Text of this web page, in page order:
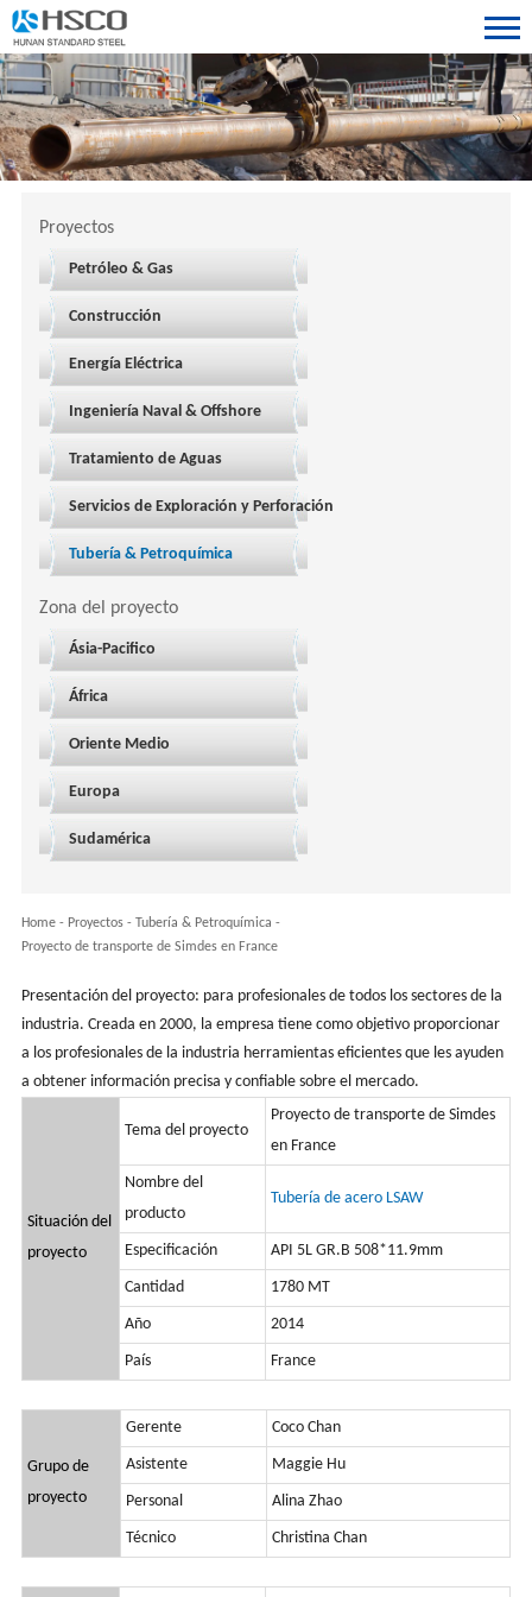
Proyectos
Petróleo & Gas
Construcción
Energía Eléctrica
Ingeniería Naval & Offshore
Tratamiento de Aguas
Servicios de Exploración y Perforación
Tubería & Petroquímica
Zona del proyecto
Ásia-Pacifico
África
Oriente Medio
Europa
Sudamérica
Home- Proyectos- Tubería & Petroquímica -
Proyecto de transporte de Simdes en France
Presentación del proyecto: para profesionales de todos los sectores de la
industria. Creada en 2000, la empresa tiene como objetivo proporcionar
a los profesionales de la industria herramientas eficientes que les ayuden
a obtener información precisa y confiable sobre el mercado.
Situación del
proyecto
Tema del proyecto
Proyecto de transporte de Simdes
en France
Nombre del
producto
Tubería de acero LSAW
Especificación API 5L GR.B 508*11.9mm
Cantidad 1780 MT
Año 2014
País France
Grupo de
proyecto
Gerente Coco Chan
Asistente Maggie Hu
Personal Alina Zhao
Técnico Christina Chan